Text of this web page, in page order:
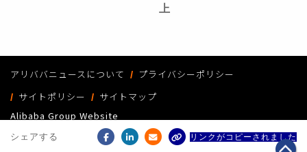
シェアする リンクがコピーされました
上
アリババニュースについて
プライバシーポリシー
サイトポリシー
サイトマップ
Alibaba Group Website
Copyright Notice @
2026 Alibaba Group Holding Limited and/or its
affiliates and licensors. All rights reserved